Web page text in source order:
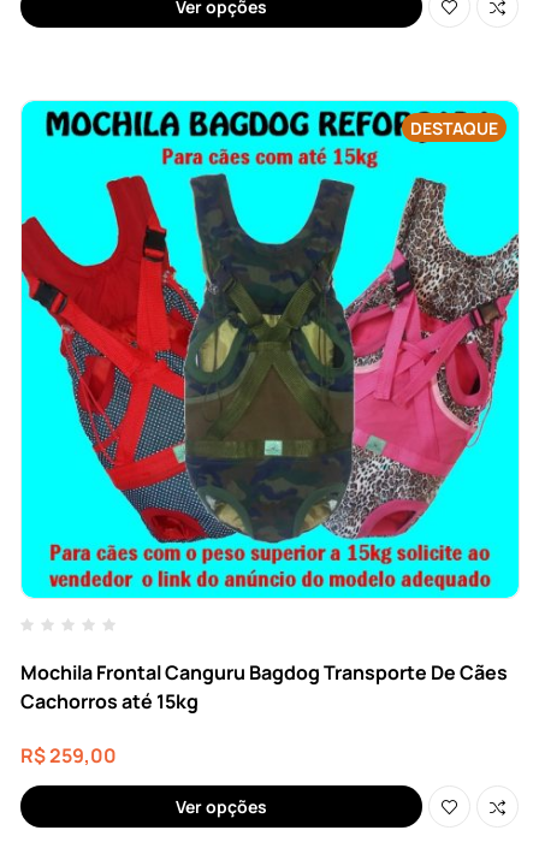
Ver opções
DESTAQUE
Mochila Frontal Canguru Bagdog Transporte De Cães
Cachorros até 15kg
R$259,00
Ver opções